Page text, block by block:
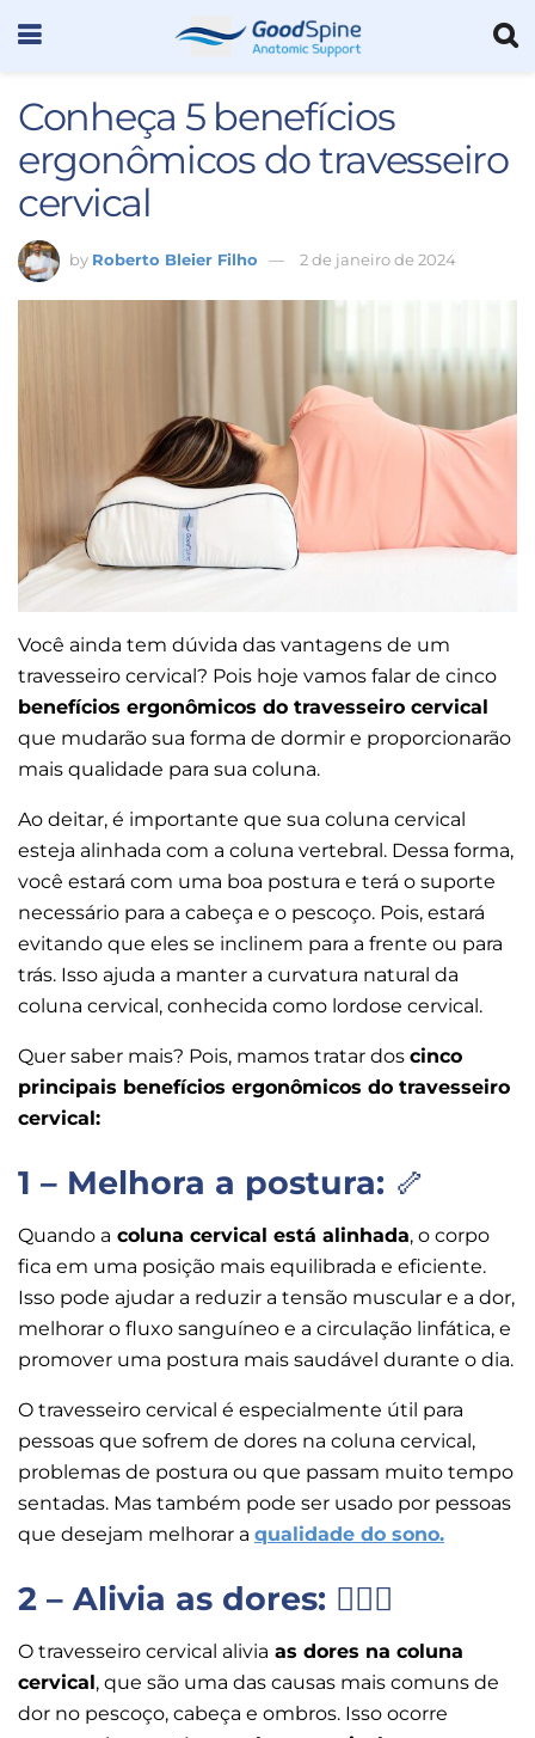
Conheça 5 benefícios
ergonômicos do travesseiro
cervical
by Roberto Bleier Filho 2 de janeiro de 2024
Você ainda tem dúvida das vantagens de um
travesseiro cervical? Pois hoje vamos falar de cinco
benefícios ergonômicos do travesseiro cervical
que mudarão sua forma de dormir e proporcionarão
mais qualidade para sua coluna.
Ao deitar, é importante que sua coluna cervical
esteja alinhada com a coluna vertebral. Dessa forma,
você estará com uma boa postura e terá o suporte
necessário para a cabeça e o pescoço. Pois, estará
evitando que eles se inclinem para a frente ou para
trás. Isso ajuda a manter a curvatura natural da
coluna cervical, conhecida como lordose cervical.
Quer saber mais? Pois, mamos tratar dos cinco
principais benefícios ergonômicos do travesseiro
cervical:
1 – Melhora a postura: 🦴
Quando a coluna cervical está alinhada, o corpo
fica em uma posição mais equilibrada e eficiente.
Isso pode ajudar a reduzir a tensão muscular e a dor,
melhorar o fluxo sanguíneo e a circulação linfática, e
promover uma postura mais saudável durante o dia.
O travesseiro cervical é especialmente útil para
pessoas que sofrem de dores na coluna cervical,
problemas de postura ou que passam muito tempo
sentadas. Mas também pode ser usado por pessoas
que desejam melhorar a qualidade do sono.
2 – Alivia as dores: 🧎🏻‍♀️
O travesseiro cervical alivia as dores na coluna
cervical, que são uma das causas mais comuns de
dor no pescoço, cabeça e ombros. Isso ocorre